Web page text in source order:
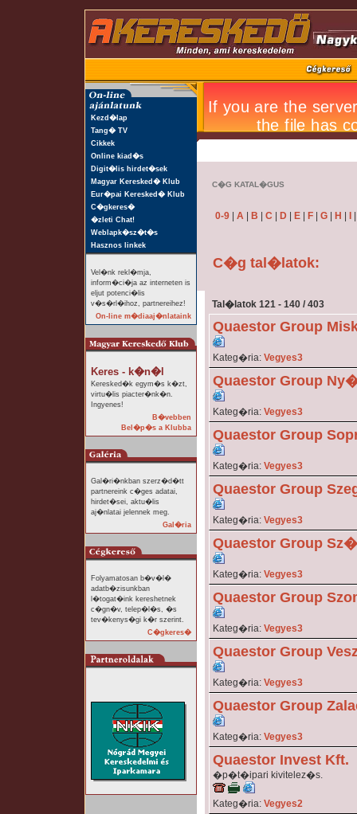
Kezd�lap
Tang� TV
Cikkek
Online kiad�s
Digit�lis hirdet�sek
Magyar Keresked� Klub
Eur�pai Keresked� Klub
C�gkeres�
�zleti Chat!
Weblapk�sz�t�s
Hasznos linkek
Vel�nk rekl�mja,
inform�ci�ja az interneten is
eljut potenci�lis
v�s�rl�ihoz, partnereihez!
On-line m�diaaj�nlataink
Keres - k�n�l
Keresked�k egym�s k�zt,
virtu�lis piacter�nk�n.
Ingyenes!
B�vebben
Bel�p�s a Klubba
Gal�ri�nkban szerz�d�tt
partnereink c�ges adatai,
hirdet�sei, aktu�lis
aj�nlatai jelennek meg.
Gal�ria
Folyamatosan b�v�l�
adatb�zisunkban
l�togat�ink kereshetnek
c�gn�v, telep�l�s, �s
tev�kenys�gi k�r szerint.
C�gkeres�
C�G KATAL�GUS
0-9 A B C D E F G H
C�g tal�latok:
Tal�latok 121 - 140 / 403
Quaestor Group
Kateg�ria: Vegyes3
Quaestor Group
Kateg�ria: Vegyes3
Quaestor Group
Kateg�ria: Vegyes3
Quaestor Group
Kateg�ria: Vegyes3
Quaestor Group
Kateg�ria: Vegyes3
Quaestor Group
Kateg�ria: Vegyes3
Quaestor Group
Kateg�ria: Vegyes3
Quaestor Group
Kateg�ria: Vegyes3
Quaestor Invest Kft.
�p�t�ipari kivitelez�s.
Kateg�ria: Vegyes2